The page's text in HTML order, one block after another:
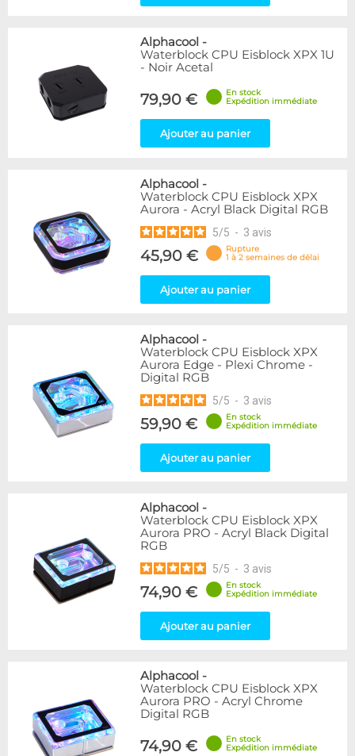
Alphacool -
Waterblock CPU Eisblock XPX 1U
- Noir Acetal
79,90 €
En stock
Expédition immédiate
Ajouter au panier
Alphacool -
Waterblock CPU Eisblock XPX
Aurora - Acryl Black Digital RGB
5/5 - 3 avis
45,90 €
Rupture
1 à 2 semaines de délai
Ajouter au panier
Alphacool -
Waterblock CPU Eisblock XPX
Aurora Edge - Plexi Chrome -
Digital RGB
5/5 - 3 avis
59,90 €
En stock
Expédition immédiate
Ajouter au panier
Alphacool -
Waterblock CPU Eisblock XPX
Aurora PRO - Acryl Black Digital
RGB
5/5 - 3 avis
74,90 €
En stock
Expédition immédiate
Ajouter au panier
Alphacool -
Waterblock CPU Eisblock XPX
Aurora PRO - Acryl Chrome
Digital RGB
74,90 €
En stock
Expédition immédiate